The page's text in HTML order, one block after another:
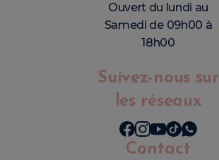
Ouvert du lundi au
Samedi de 09h00 à
18h00
Suivez-nous sur
les réseaux
Contact